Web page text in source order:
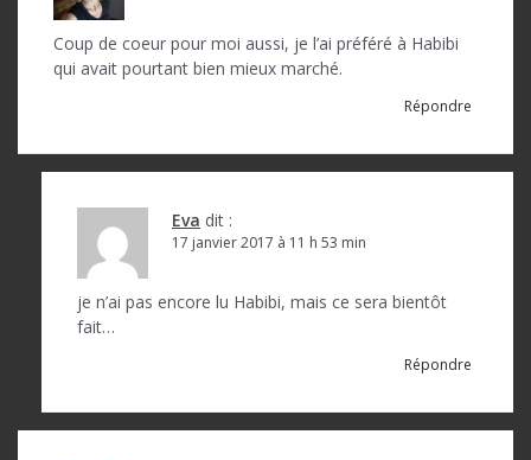
Coup de coeur pour moi aussi, je l’ai préféré à Habibi
qui avait pourtant bien mieux marché.
Répondre
Eva dit :
17 janvier 2017 à 11 h 53 min
je n’ai pas encore lu Habibi, mais ce sera bientôt
fait…
Répondre